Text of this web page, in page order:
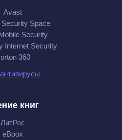
Avast
Security Space
Security
Internet Security
360
книг
ЛитРес
eBoox